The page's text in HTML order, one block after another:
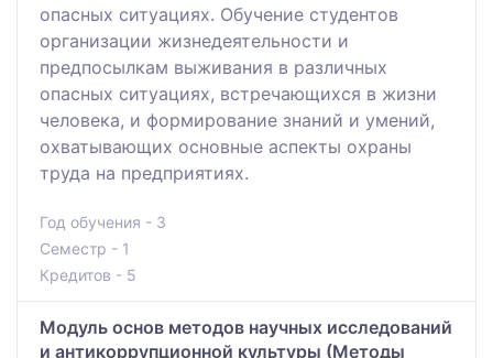
опасных ситуациях. Обучение студентов
организации жизнедеятельности и
предпосылкам выживания в различных
опасных ситуациях, встречающихся в жизни
человека, и формирование знаний и умений,
охватывающих основные аспекты охраны
труда на предприятиях.
Год обучения - 3
Семестр - 1
Кредитов - 5
Mодуль основ методов научных исследований
и антикоррупционной культуры (Методы